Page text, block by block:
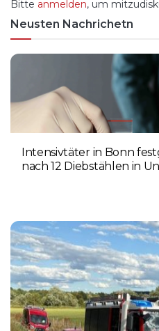
Bitte anmelden, um
Neusten Nachrichetn
Intensivtäter in Bonn
nach 12 Diebstählen in